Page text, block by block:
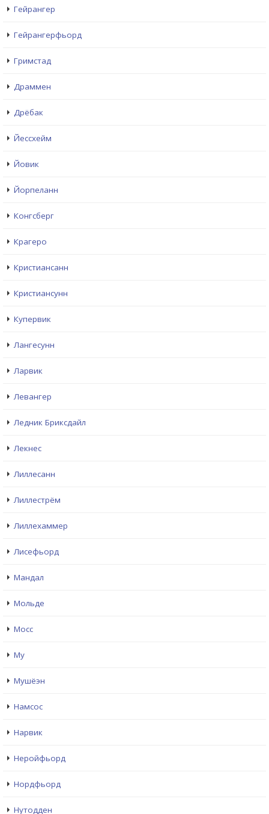
Гейрангер
Гейрангерфьорд
Гримстад
Драммен
Дрёбак
Йессхейм
Йовик
Йорпеланн
Конгсберг
Крагеро
Кристиансанн
Кристиансунн
Купервик
Лангесунн
Ларвик
Левангер
Ледник Бриксдайл
Лекнес
Лиллесанн
Лиллестрём
Лиллехаммер
Лисефьорд
Мандал
Мольде
Мосс
Му
Мушёэн
Намсос
Нарвик
Неройфьорд
Нордфьорд
Нутодден